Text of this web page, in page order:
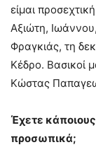
είμαι
Αξιώτη,
Φραγκιάς, τη
Κέδρο. Βασικοί
Κώστας
Έχετε
προσωπικά;